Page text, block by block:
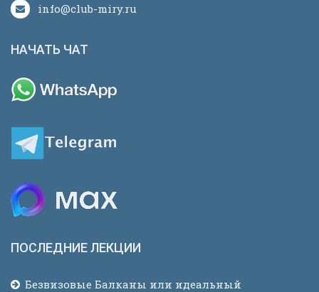
info@club-miry.ru
НАЧАТЬ ЧАТ
ПОСЛЕДНИЕ ЛЕКЦИИ
Безвизовые Балканы или идеальный